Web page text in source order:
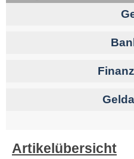
Artikelübersicht